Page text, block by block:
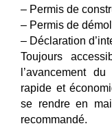
– Permis de
– Permis de
– Déclaration
Toujours
l’avancement
rapide et
se rendre en
recommandé.